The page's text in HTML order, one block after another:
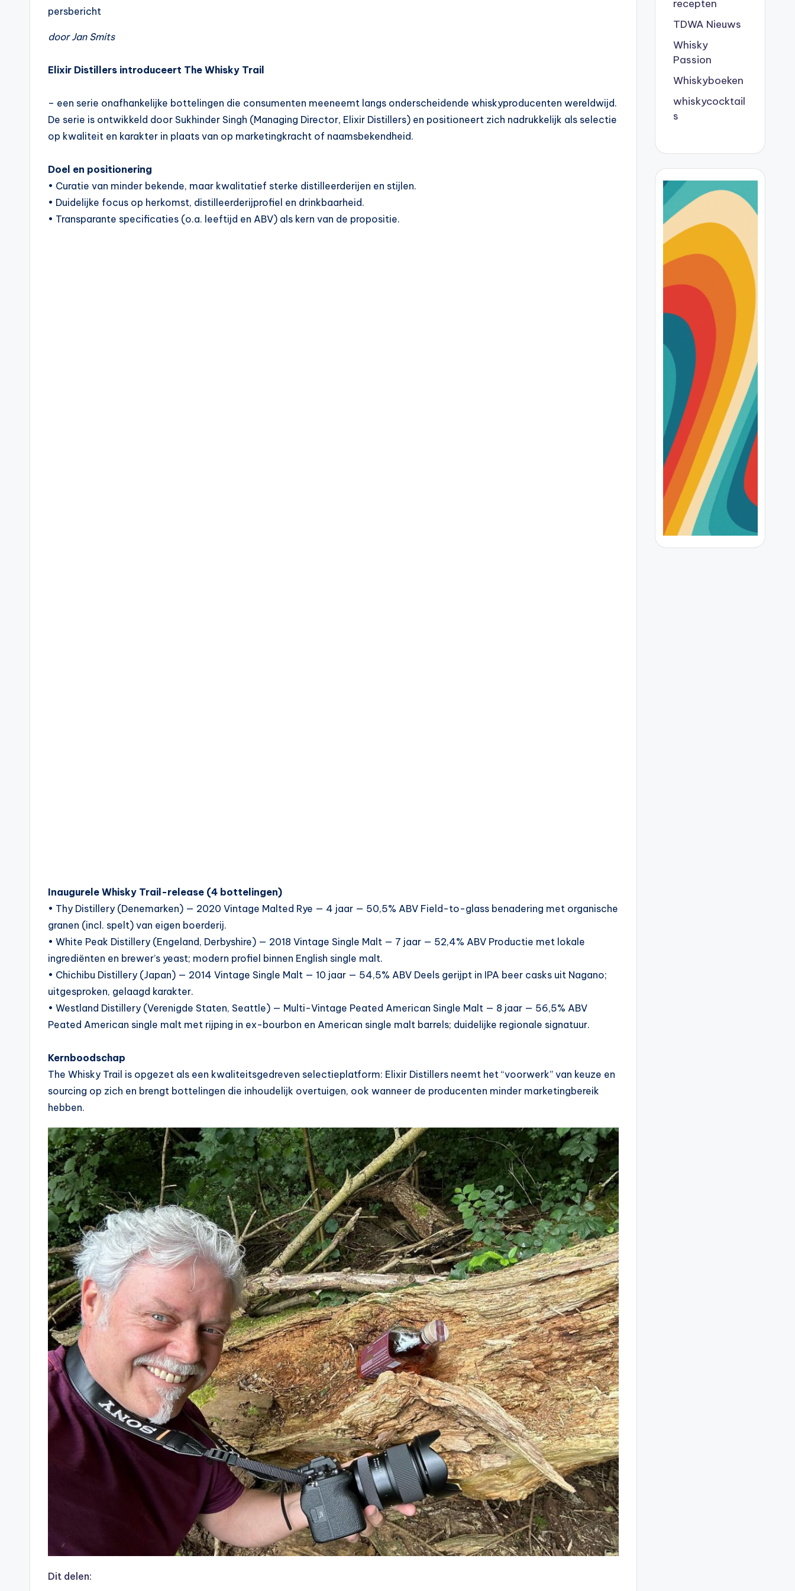
persbericht
door Jan Smits
Elixir Distillers introduceert The Whisky Trail
– een serie onafhankelijke bottelingen die consumenten meeneemt langs onderscheidende whiskyproducenten wereldwijd.
De serie is ontwikkeld door Sukhinder Singh (Managing Director, Elixir Distillers) en positioneert zich nadrukkelijk als selectie
op kwaliteit en karakter in plaats van op marketingkracht of naamsbekendheid.
Doel en positionering
• Curatie van minder bekende, maar kwalitatief sterke distilleerderijen en stijlen.
• Duidelijke focus op herkomst, distilleerderijprofiel en drinkbaarheid.
• Transparante specificaties (o.a. leeftijd en ABV) als kern van de propositie.
Inaugurele Whisky Trail-release (4 bottelingen)
• Thy Distillery (Denemarken) — 2020 Vintage Malted Rye — 4 jaar — 50,5% ABV Field-to-glass benadering met organische
granen (incl. spelt) van eigen boerderij.
• White Peak Distillery (Engeland, Derbyshire) — 2018 Vintage Single Malt — 7 jaar — 52,4% ABV Productie met lokale
ingrediënten en brewer’s yeast; modern profiel binnen English single malt.
• Chichibu Distillery (Japan) — 2014 Vintage Single Malt — 10 jaar — 54,5% ABV Deels gerijpt in IPA beer casks uit Nagano;
uitgesproken, gelaagd karakter.
• Westland Distillery (Verenigde Staten, Seattle) — Multi-Vintage Peated American Single Malt — 8 jaar — 56,5% ABV
Peated American single malt met rijping in ex-bourbon en American single malt barrels; duidelijke regionale signatuur.
Kernboodschap
The Whisky Trail is opgezet als een kwaliteitsgedreven selectieplatform: Elixir Distillers neemt het “voorwerk” van keuze en
sourcing op zich en brengt bottelingen die inhoudelijk overtuigen, ook wanneer de producenten minder marketingbereik
hebben.
Dit delen:
recepten
TDWA Nieuws
Whisky
Passion
Whiskyboeken
whiskycocktail
s